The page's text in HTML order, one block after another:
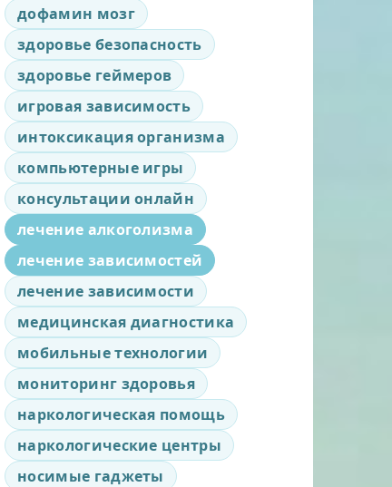
дофамин мозг
здоровье безопасность
здоровье геймеров
игровая зависимость
интоксикация организма
компьютерные игры
консультации онлайн
лечение алкоголизма
лечение зависимостей
лечение зависимости
медицинская диагностика
мобильные технологии
мониторинг здоровья
наркологическая помощь
наркологические центры
носимые гаджеты